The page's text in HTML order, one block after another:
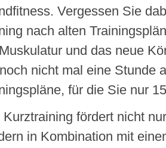
Vergessen Sie
nach alten
und das neue
nicht mal eine Stunde
für die Sie nur
Kurztraining fördert nicht
in Kombination mit